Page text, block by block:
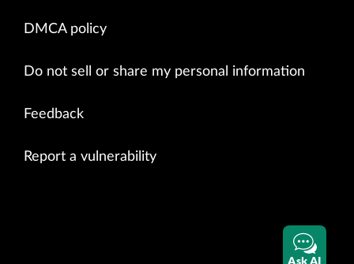
DMCA policy
Do not sell or share my personal information
Feedback
Report a vulnerability
Ask AI